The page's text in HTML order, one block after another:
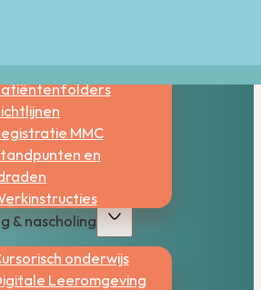
Project
MMC
en
& nascholing
onderwijs
Leeromgeving